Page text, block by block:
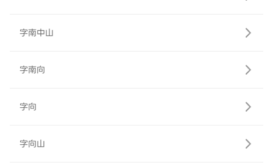
字南中山
字南向
字向
字向山